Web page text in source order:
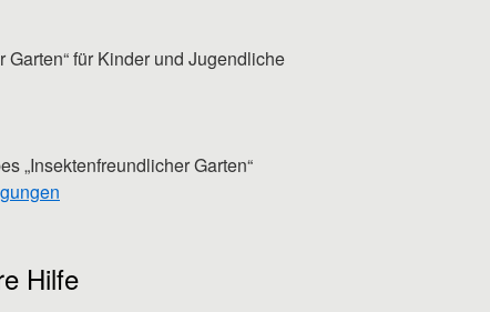
für Kinder und Jugendliche
„Insektenfreundlicher Garten“
Hilfe